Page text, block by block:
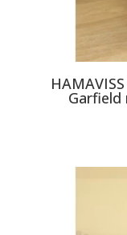
Garfield